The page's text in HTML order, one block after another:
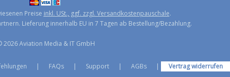
Preise inkl. USt., ggf. zzgl. Versandkostenpauschale.
Lieferung innerhalb EU in 7 Tagen ab Bestellung/Bezahlung.
2026 Aviation Media & IT GmbH
| FAQs | Support | AGBs | Vertrag widerrufen